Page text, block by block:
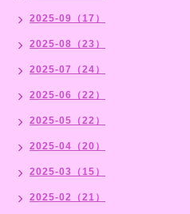
2025-09（17）
2025-08（23）
2025-07（24）
2025-06（22）
2025-05（22）
2025-04（20）
2025-03（15）
2025-02（21）